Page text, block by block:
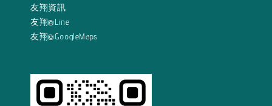
友翔資訊
友翔@Line
友翔@GoogleMaps